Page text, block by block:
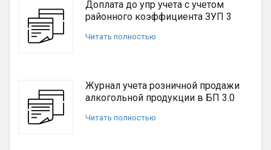
Доплата до упр учета с учетом
районного коэффициента ЗУП 3
Читать полностью
Журнал учета розничной продажи
алкогольной продукции в БП 3.0
Читать полностью